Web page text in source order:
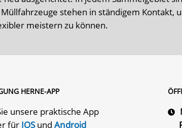
stehen in ständigem Kontakt,
meistern zu können.
HERNE-APP
unsere praktische App
für IOSundAndroid